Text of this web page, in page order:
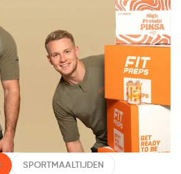
SPORTMAALTIJDEN